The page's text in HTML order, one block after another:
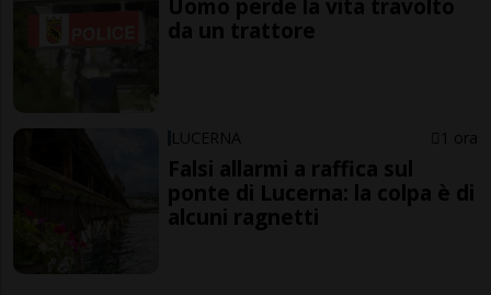
Uomo perde la vita travolto
da un trattore
LUCERNA 1 ora
Falsi allarmi a raffica sul
ponte di Lucerna: la colpa è di
alcuni ragnetti